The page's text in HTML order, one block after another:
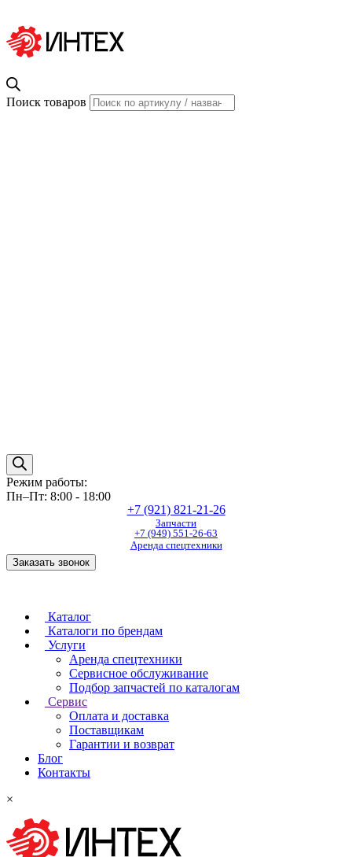
Поиск товаров
Режим работы:
Пн–Пт: 8:00 - 18:00
+7 (921) 821-21-26
Запчасти
+7 (949) 551-26-63
Аренда спецтехники
Заказать звонок
Каталог
Каталоги по брендам
Услуги
Аренда спецтехники
Сервисное обслуживание
Подбор запчастей по каталогам
Сервис
Оплата и доставка
Поставщикам
Гарантии и возврат
Блог
Контакты
×